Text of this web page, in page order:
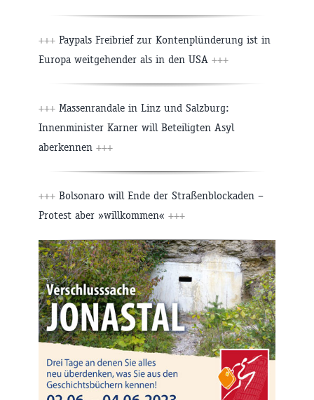
+++ Paypals Freibrief zur Kontenplünderung ist in
Europa weitgehender als in den USA +++
+++ Massenrandale in Linz und Salzburg:
Innenminister Karner will Beteiligten Asyl
aberkennen +++
+++ Bolsonaro will Ende der Straßenblockaden –
Protest aber »willkommen« +++